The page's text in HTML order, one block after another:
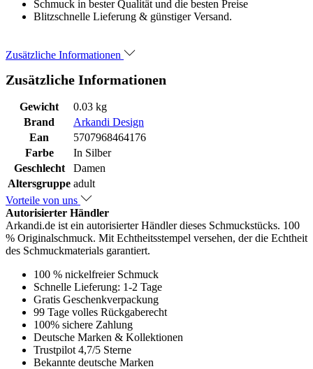
Schmuck in bester Qualität und die besten Preise
Blitzschnelle Lieferung & günstiger Versand.
Zusätzliche Informationen
Zusätzliche Informationen
Gewicht
0.03 kg
Brand
Arkandi Design
Ean
5707968464176
Farbe
In Silber
Geschlecht
Damen
Altersgruppe adult
Vorteile von uns
Autorisierter Händler
Arkandi.de ist ein autorisierter Händler dieses Schmuckstücks. 100
% Originalschmuck. Mit Echtheitsstempel versehen, der die Echtheit
des Schmuckmaterials garantiert.
100 % nickelfreier Schmuck
Schnelle Lieferung: 1-2 Tage
Gratis Geschenkverpackung
99 Tage volles Rückgaberecht
100% sichere Zahlung
Deutsche Marken & Kollektionen
Trustpilot 4,7/5 Sterne
Bekannte deutsche Marken